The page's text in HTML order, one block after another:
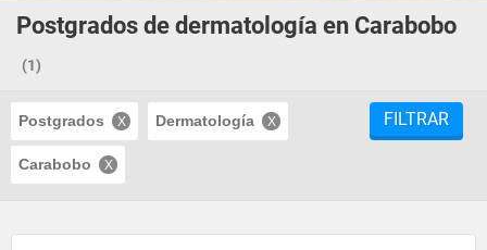
Postgrados de dermatología en Carabobo
(1)
Postgrados Dermatología
Carabobo
FILTRAR